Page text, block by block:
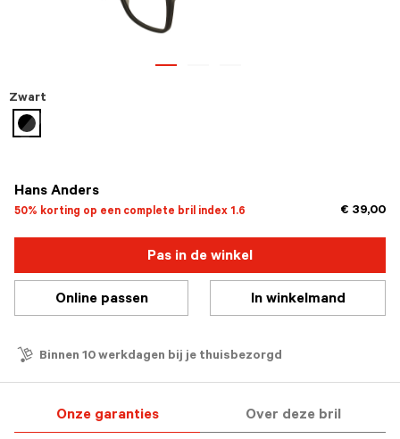
Hans Anders
50% korting op een complete bril index 1.6 € 39,00
Zwart
geselecteerd
Pas in de winkel
Online passen In winkelmand
Binnen 10 werkdagen bij je thuisbezorgd
Onze garanties Over deze bril